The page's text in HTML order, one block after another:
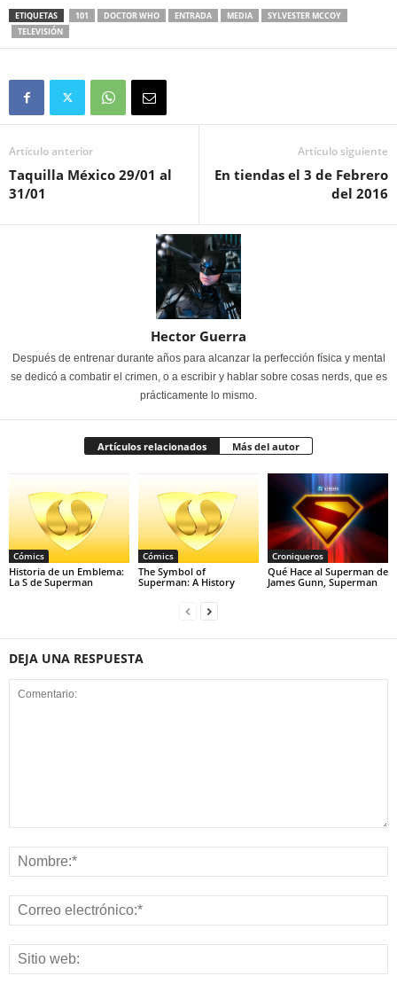
ETIQUETAS 101 DOCTOR WHO ENTRADA MEDIA
SYLVESTER MCCOY
TELEVISIÓN
Artículo anterior
Taquilla México 29/01 al
31/01
Artículo siguiente
En tiendas el 3 de Febrero
del 2016
Hector Guerra
Después de entrenar durante años para alcanzar la perfección física y mental
se dedicó a combatir el crimen, o a escribir y hablar sobre cosas nerds, que es
prácticamente lo mismo.
Artículos relacionados Más del autor
Cómics
Historia de un Emblema:
La S de Superman
Cómics
The Symbol of
Superman: A History
Croniqueros
Qué Hace al Superman de
James Gunn, Superman
DEJA UNA RESPUESTA